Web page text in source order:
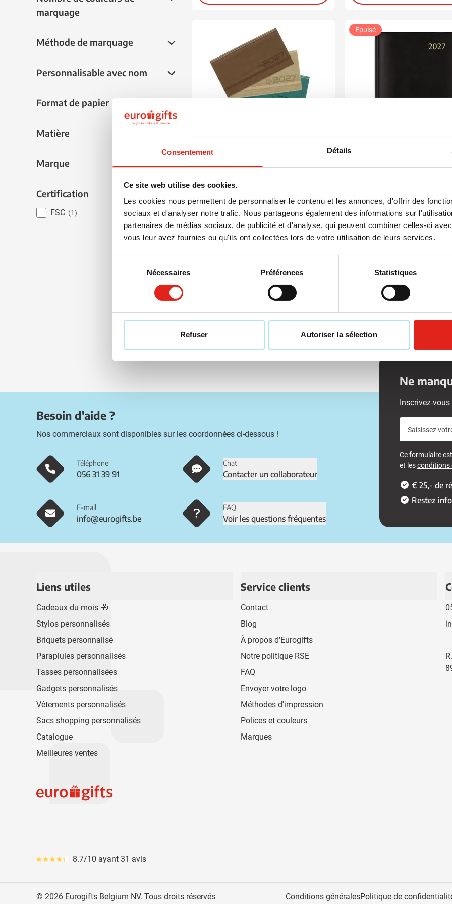
Consentement Détails
Ce site web utilise des cookies.
Les cookies nous permettent de personnaliser le contenu et les annonces, d'offrir des
sociaux et d'analyser notre trafic. Nous partageons également des informations sur
partenaires de médias sociaux, de publicité et d'analyse, qui peuvent combiner celles-ci
vous leur avez fournies ou qu'ils ont collectées lors de votre utilisation de leurs services.
consentement
Nécessaires Préférences Statistiques
Refuser Autoriser la sélection
marquage
Méthode de marquage
Méthode de marquage
Personnalisable avec nom
Personnalisable avec nom
Format de papier
Format de papier
Matière
Matière
Marque
Marque
Certification
Certification
FSC (1) 6,51
Marquage à partir de 4 unités
Voir le produit
à partir de 7,31
Epuisé
Marquage à partir de 5 unités
Voir le produit
Besoin d'aide ?
Nos commerciaux sont disponibles sur les coordonnées ci-dessous !
Téléphone
056 31 39 91
Chat
Contacter un collaborateur
E-mail
info@eurogifts.be
FAQ
Voir les questions fréquentes
Ne
Inscrivez-
Ce formulaire
et lesconditions
€ 25,- de
Restez
Liens utiles
Cadeaux du mois 🎁
Stylos personnalisés
Briquets personnalisé
Parapluies personnalisés
Tasses personnalisées
Gadgets personnalisés
Vêtements personnalisés
Sacs shopping personnalisés
Catalogue
Meilleures ventes
Service clients
Contact
Blog
À propos d'Eurogifts
Notre politique RSE
FAQ
Envoyer votre logo
Méthodes d'impression
Polices et couleurs
Marques
Le pourcentage moyen d'avis est de 87
8.7/10 ayant 31 avis
© 2026 Eurogifts Belgium NV. Tous droits réservés Conditions généralesPolitique de